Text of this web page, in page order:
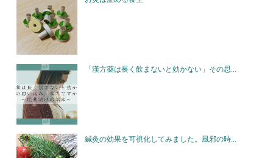
「漢方薬は長く飲まないと効かない」その思...
鍼灸の効果を可視化してみました。風邪の時...